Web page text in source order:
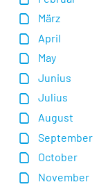
März
April
May
Junius
Julius
August
September
October
November